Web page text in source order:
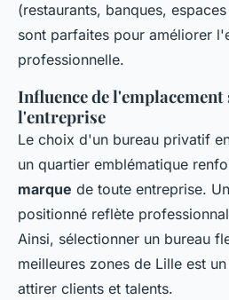
(restaurants, banques,
sont parfaites pour améliorer
professionnelle.
Influence de
l'entreprise
Le choix d'un bureau privatif
un quartier emblématique
marque de toute entreprise.
positionné reflète
Ainsi, sélectionner un bureau
meilleures zones de Lille est
attirer clients et talents.